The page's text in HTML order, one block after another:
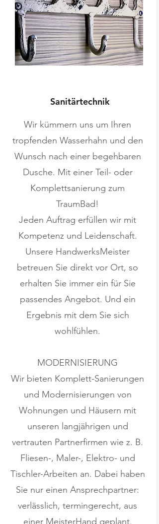
Sanitärtechnik
Wir kümmern uns um Ihren
tropfenden Wasserhahn und den
Wunsch nach einer begehbaren
Dusche. Mit einer Teil- oder
Komplettsanierung zum
TraumBad!
Jeden Auftrag erfüllen wir mit
Kompetenz und Leidenschaft.
Unsere HandwerksMeister
betreuen Sie direkt vor Ort, so
erhalten Sie immer ein für Sie
passendes Angebot. Und ein
Ergebnis mit dem Sie sich
wohlfühlen.
MODERNISIERUNG
Wir bieten Komplett-Sanierungen
und Modernisierungen von
Wohnungen und Häusern mit
unseren langjährigen und
vertrauten Partnerfirmen wie z. B.
Fliesen-, Maler-, Elektro- und
Tischler-Arbeiten an. Dabei haben
Sie nur einen Ansprechpartner:
verlässlich, termingerecht, aus
einer MeisterHand geplant.